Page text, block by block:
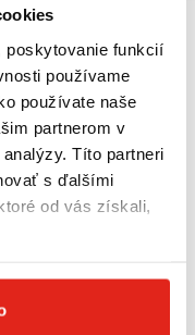
poskytovanie funkcií
používame
používate naše
partnerom v
Títo partneri
s ďalšími
od vás získali,
prípade nerozopne.
sú nehrdzavejúce
malý pevný plastový
drobností.
vodítka,
tme.